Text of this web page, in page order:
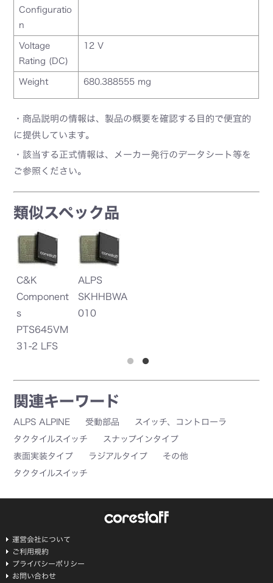
Configuratio
n
Voltage
Rating (DC)
12 V
Weight 680.388555 mg
・商品説明の情報は、製品の概要を確認する目的で便宜的
に提供しています。
・該当する正式情報は、メーカー発行のデータシート等を
ご参照ください。
類似スペック品
C&K
Component
s
PTS645VM
31-2 LFS
ALPS
SKHHBWA
010
関連キーワード
ALPS ALPINE 受動部品
スイッチ、コントローラ
タクタイルスイッチ
スナップインタイプ
表面実装タイプ
ラジアルタイプ
その他
タクタイルスイッチ
運営会社について
ご利用規約
プライバシーポリシー
お問い合わせ